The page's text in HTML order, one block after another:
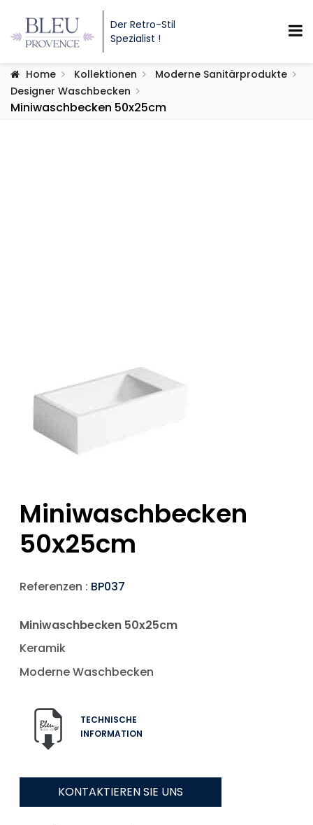
Der Retro-Stil
Spezialist !
Home Kollektionen
Moderne Sanitärprodukte
Designer Waschbecken
Miniwaschbecken 50x25cm
Miniwaschbecken
50x25cm
Referenzen : BP037
Miniwaschbecken 50x25cm
Keramik
Moderne Waschbecken
TECHNISCHE
INFORMATION
KONTAKTIEREN SIE UNS